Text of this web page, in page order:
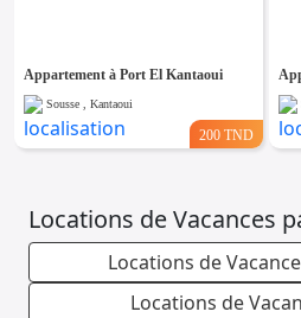
Appartement à Port El Kantaoui
Sousse , Kantaoui
200 TND
Locations de Vacances
Locations de
Locations de